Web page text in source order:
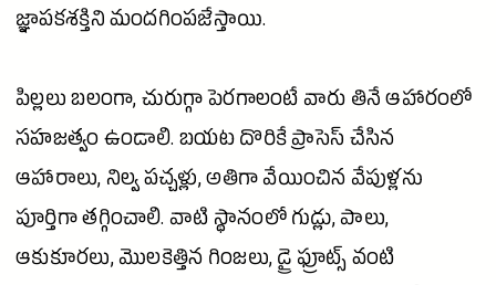
జ్ఞాపకశక్తిని మందగింపజేస్తాయి.
పిల్లలు బలంగా, చురుగ్గా పెరగాలంటే వారు తినే ఆహారంలో
సహజత్వం ఉండాలి. బయట దొరికే ప్రాసెస్ చేసిన
ఆహారాలు, నిల్వ పచ్చళ్లు, అతిగా వేయించిన వేపుళ్లను
పూర్తిగా తగ్గించాలి. వాటి స్థానంలో గుడ్లు, పాలు,
ఆకుకూరలు, మొలకెత్తిన గింజలు, డ్రై ఫ్రూట్స్ వంటి